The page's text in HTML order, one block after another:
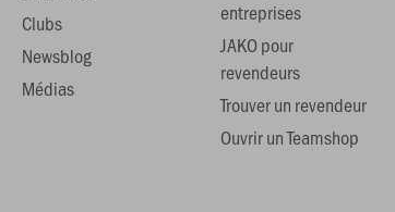
Clubs
Newsblog
Médias
entreprises
JAKO pour
revendeurs
Trouver un revendeur
Ouvrir un Teamshop